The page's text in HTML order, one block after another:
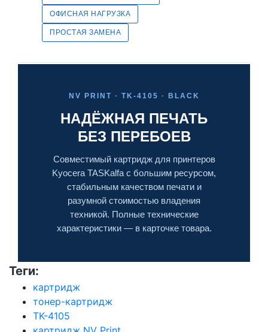
ОФИСНАЯ НАГРУЗКА
ПРОСТАЯ ЗАМЕНА
NV PRINT · TK-4105 · BLACK
НАДЁЖНАЯ ПЕЧАТЬ
БЕЗ ПЕРЕБОЕВ
Совместимый картридж для принтеров
Kyocera TASKalfa с большим ресурсом,
стабильным качеством печати и
разумной стоимостью владения
техникой. Полные технические
характеристики — в карточке товара.
Теги:
картридж
тонер-картридж
TK-4105